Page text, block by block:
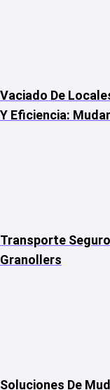
Vaciado De
Y Eficiencia:
Transporte
Granollers
Soluciones De